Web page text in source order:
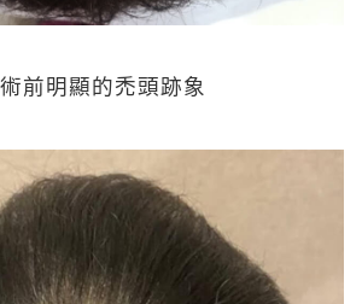
前明顯的禿頭跡象